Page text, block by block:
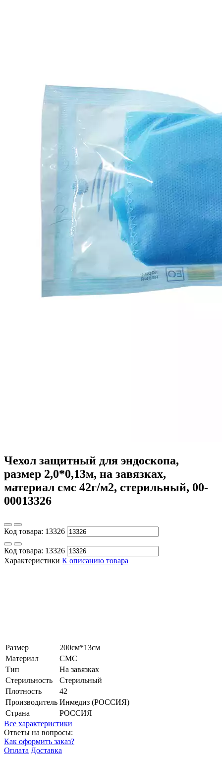
Чехол защитный для эндоскопа,
размер 2,0*0,13м, на завязках,
материал смс 42г/м2, стерильный, 00-
00013326
Код товара: 13326
Код товара: 13326
Характеристики К описанию товара
Размер
200см*13см
Материал
СМС
Тип
На завязках
Стерильность
Стерильный
Плотность
42
Производитель Инмедиз (РОССИЯ)
Страна
РОССИЯ
Все характеристики
Ответы на вопросы:
Как оформить заказ?
Оплата Доставка